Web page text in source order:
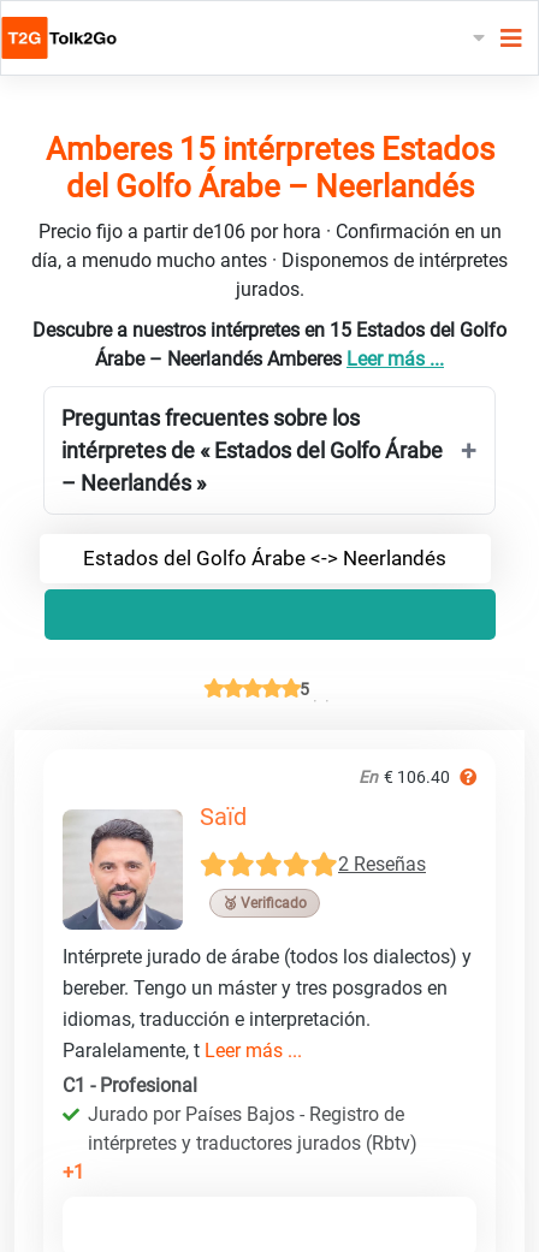
Amberes 15 intérpretes Estados
del Golfo Árabe – Neerlandés
Precio fijo a partir de106 por hora · Confirmación en un
día, a menudo mucho antes · Disponemos de intérpretes
jurados.
Descubre a nuestros intérpretes en 15 Estados del Golfo
Árabe – Neerlandés Amberes Leer más ...
Preguntas frecuentes sobre los
intérpretes de « Estados del Golfo Árabe
– Neerlandés »
Estados del Golfo Árabe <-> Neerlandés
5
En € 106.40
Saïd
2 Reseñas
🥉 Verificado
Intérprete jurado de árabe (todos los dialectos) y
bereber. Tengo un máster y tres posgrados en
idiomas, traducción e interpretación.
Paralelamente, t Leer más ...
C1 - Profesional
Jurado por Países Bajos - Registro de
intérpretes y traductores jurados (Rbtv)
+1